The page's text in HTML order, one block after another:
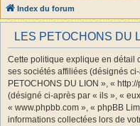
Index du forum
LES PETOCHONS DU
Cette politique explique en détail
ses sociétés affiliées (désignés
PETOCHONS DU LION », «
(désigné ci-après par « ils », «
« www.phpbb.com », « phpBB
informations collectées lors de